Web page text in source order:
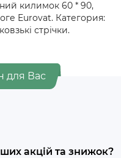
килимок 60 * 90,
Eurovat. Категория:
стрічки.
для Вас
акцій та знижок?